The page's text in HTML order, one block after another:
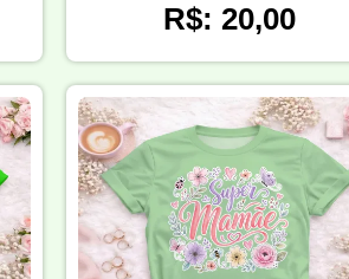
R$: 20,00